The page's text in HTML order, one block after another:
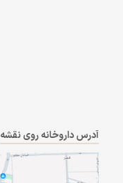
آدرس داروخانه روی نقشه